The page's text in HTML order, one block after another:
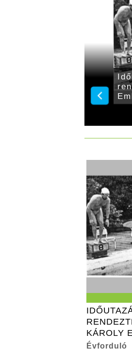
évvel ezelőtt a
KÁROLY
Évforduló